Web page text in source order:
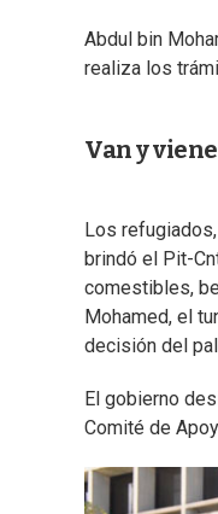
Abdul bin
realiza los
Van y
Los
brindó el Pit-
comestibles,
Mohamed, el
decisión del
El gobierno
Comité de